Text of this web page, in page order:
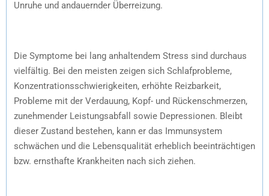
Unruhe und andauernder Überreizung.
Die Symptome bei lang anhaltendem Stress sind durchaus
vielfältig. Bei den meisten zeigen sich Schlafprobleme,
Konzentrationsschwierigkeiten, erhöhte Reizbarkeit,
Probleme mit der Verdauung, Kopf- und Rückenschmerzen,
zunehmender Leistungsabfall sowie Depressionen. Bleibt
dieser Zustand bestehen, kann er das Immunsystem
schwächen und die Lebensqualität erheblich beeinträchtigen
bzw. ernsthafte Krankheiten nach sich ziehen.